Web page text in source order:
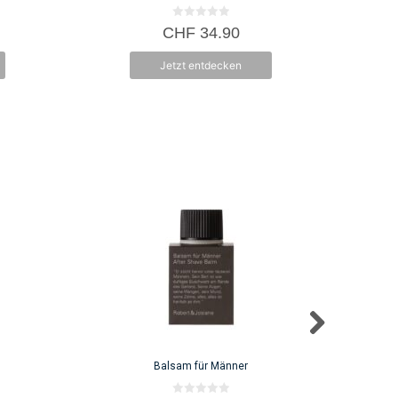
0
v
5
CHF34.90
Jetzt entdecken
Balsam für Männer